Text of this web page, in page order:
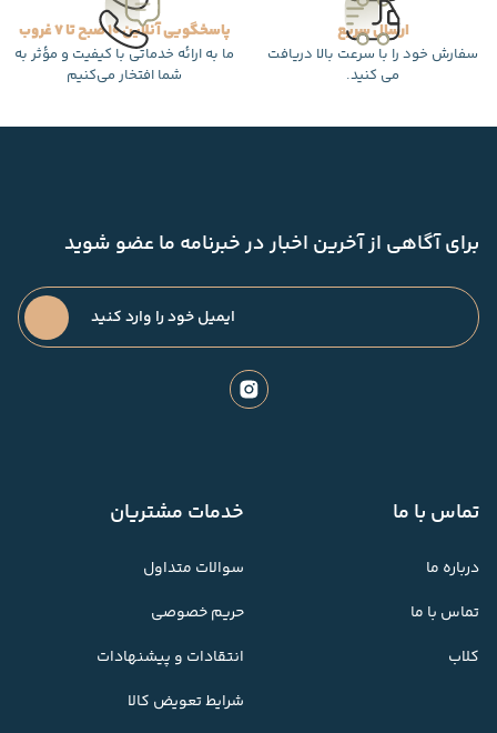
ارسال سریع
سفارش خود را با سرعت بالا دریافت
می کنید.
پاسخگویی آنلاین 10 صبح تا 7 غروب
ما به ارائه خدماتی با کیفیت و مؤثر به
شما افتخار می‌کنیم
برای آگاهی از آخرین اخبار در خبرنامه ما عضو شوید
تماس با ما
درباره ما
تماس با ما
کلاب
خدمات مشتریان
سوالات متداول
حریم خصوصی
انتقادات و پیشنهادات
شرایط تعویض کالا